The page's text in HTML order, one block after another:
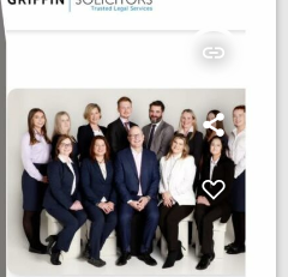
insert_link